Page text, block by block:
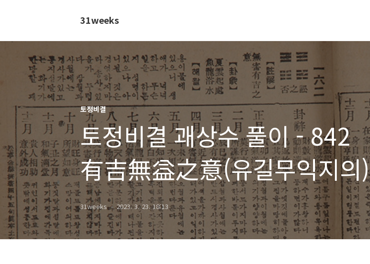
31weeks
토정비결
토정비결 괘상수 풀이 - 842
有吉無益之意(유길무익지의)
31weeks 2023. 3. 23. 18:13